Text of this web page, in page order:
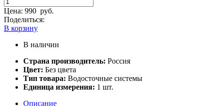
Цена: 990 руб.
Поделиться:
В корзину
В наличии
Страна производитель: Россия
Цвет: Без цвета
Тип товара: Водосточные системы
Единица измерения: 1 шт.
Описание